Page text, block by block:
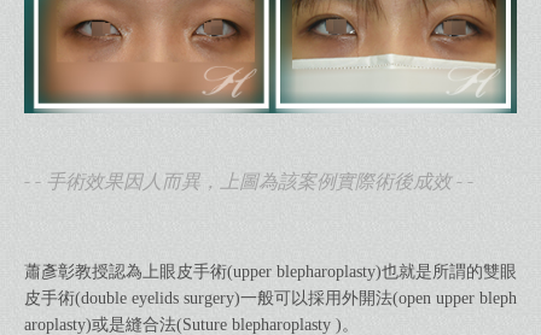
- - 手術效果因人而異，上圖為該案例實際術後成效 - -
蕭彥彰教授認為上眼皮手術(upper blepharoplasty)也就是所謂的雙眼
皮手術(double eyelids surgery)一般可以採用外開法(open upper bleph
aroplasty)或是縫合法(Suture blepharoplasty )。